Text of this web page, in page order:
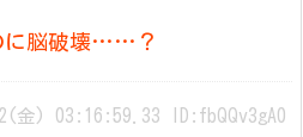
に脳破壊……？
金) 03:16:59.33 ID:fbQQv3gA0